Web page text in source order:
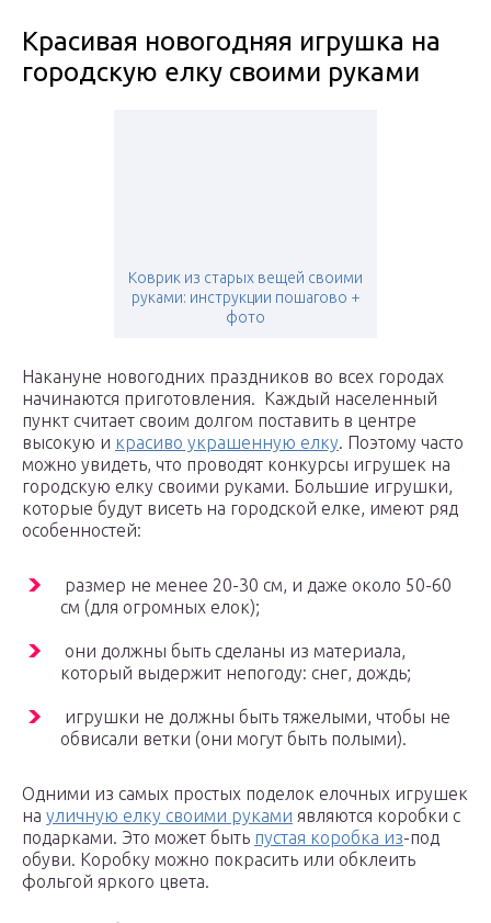
Красивая новогодняя игрушка на
городскую елку своими руками
Коврик из старых вещей своими
руками: инструкции пошагово +
фото
Накануне новогодних праздников во всех городах
начинаются приготовления. Каждый населенный
пункт считает своим долгом поставить в центре
высокую и красиво украшенную елку. Поэтому часто
можно увидеть, что проводят конкурсы игрушек на
городскую елку своими руками. Большие игрушки,
которые будут висеть на городской елке, имеют ряд
особенностей:
размер не менее 20-30 см, и даже около 50-60
см (для огромных елок);
они должны быть сделаны из материала,
который выдержит непогоду: снег, дождь;
игрушки не должны быть тяжелыми, чтобы не
обвисали ветки (они могут быть полыми).
Одними из самых простых поделок елочных игрушек
на уличную елку своими руками являются коробки с
подарками. Это может быть пустая коробка из-под
обуви. Коробку можно покрасить или обклеить
фольгой яркого цвета.